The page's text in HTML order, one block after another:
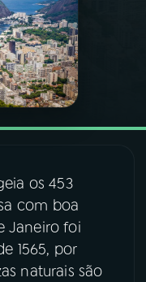
os 453
com boa
Janeiro foi
1565, por
naturais são